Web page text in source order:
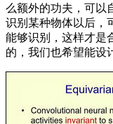
么额外的功夫，可
识别某种物体以后，
能够识别，这样才是
的，我们也希望能设